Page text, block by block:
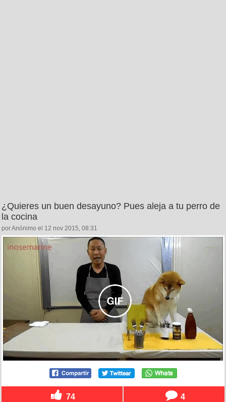
¿Quieres un buen desayuno? Pues aleja a tu perro de
la cocina
por Anónimo el 12 nov 2015, 08:31
74 4